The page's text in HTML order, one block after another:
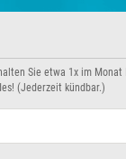
Sie etwa 1x im
(Jederzeit kündbar.)